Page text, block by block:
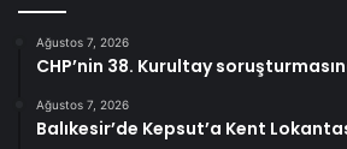
Ağustos 7, 2026
CHP’nin 38. Kurultay
Ağustos 7, 2026
Balıkesir’de Kepsut’a Kent